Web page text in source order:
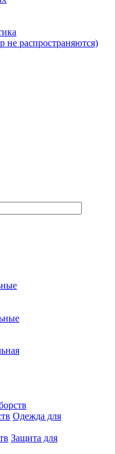
распространяются)
Одежда для
Защита для